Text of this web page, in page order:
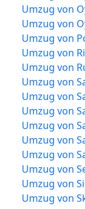
Umzug von
Umzug von
Umzug von
Umzug von
Umzug von
Umzug von
Umzug von
Umzug von
Umzug von
Umzug von
Umzug von
Umzug von
Umzug von
Umzug von